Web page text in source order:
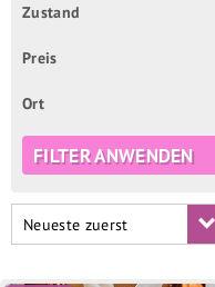
Zustand
Preis
Ort
FILTER ANWENDEN
Neueste zuerst